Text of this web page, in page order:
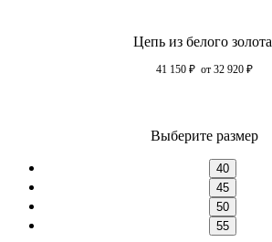
Цепь из белого золота
41 150 ₽ от 32 920 ₽
Выберите размер
40
45
50
55